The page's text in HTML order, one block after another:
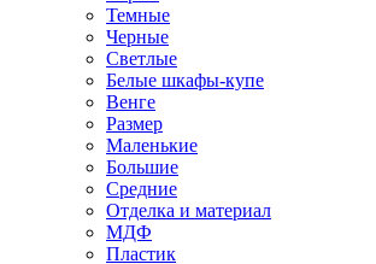
Темные
Черные
Светлые
Белые шкафы-купе
Венге
Размер
Маленькие
Большие
Средние
Отделка и материал
МДФ
Пластик